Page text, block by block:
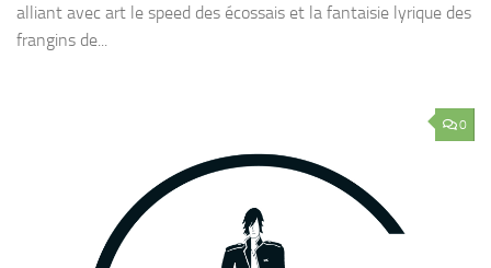
alliant avec art le speed des écossais et la fantaisie lyrique des
frangins de...
0